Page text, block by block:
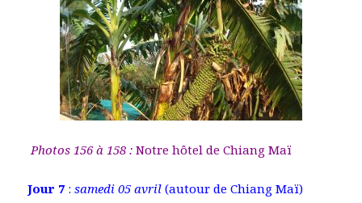
Photos 156 à 158 :Notre hôtel de Chiang Maï
Jour 7 :samedi 05 avril (autour de Chiang Maï)